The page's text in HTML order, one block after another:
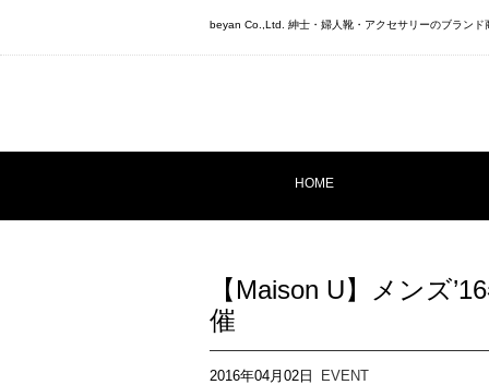
beyan Co.,Ltd. 紳士・婦人靴・アクセサリーのブランド
HOME
【Maison U】メンズ
催
2016年04月02日 EVENT